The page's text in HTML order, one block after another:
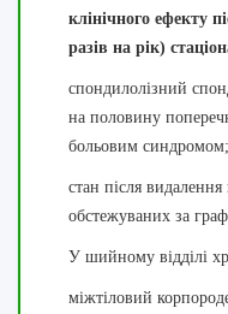
клінічного ефекту
разів на рік)
спондилолізний
на половину
больовим синдромом;
стан після
обстежуваних за
У шийному відділі
міжтіловий